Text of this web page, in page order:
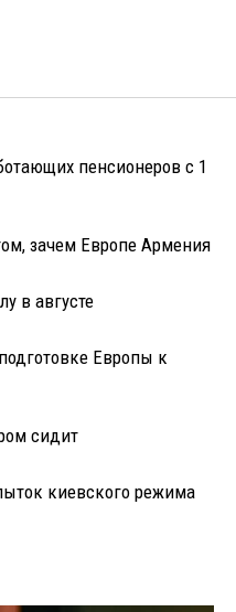
пенсионеров с 1
зачем Европе Армения
в августе
Европы к
сидит
киевского режима